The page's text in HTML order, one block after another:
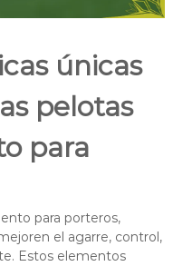
únicas
pelotas
para
para porteros,
el agarre, control,
Estos elementos